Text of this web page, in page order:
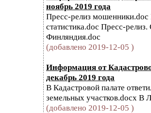
ноябрь 2019 года
Пресс-релиз мошенники.doc
статистика.doc Пресс-
Финляндия.doc
(добавлено 2019-12-05 )
Информация от
декабрь 2019 года
В Кадастровой палате
земельных участков.docx В
(добавлено 2019-12-05 )